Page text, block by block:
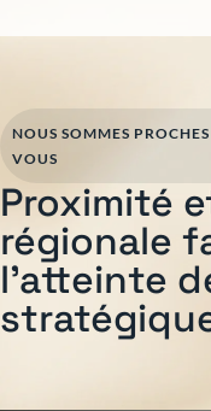
NOUS SOMMES
VOUS
Proximité
régionale
l'atteinte